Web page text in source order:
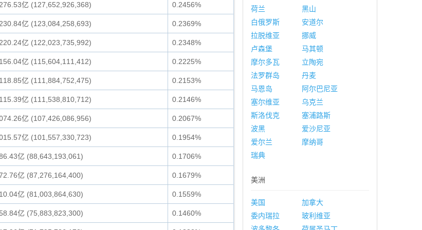
亿 (127,652,926,368) 0.2456%
亿 (123,084,258,693) 0.2369%
亿 (122,023,735,992) 0.2348%
亿 (115,604,111,412) 0.2225%
亿 (111,884,752,475) 0.2153%
亿 (111,538,810,712) 0.2146%
亿 (107,426,086,956) 0.2067%
亿 (101,557,330,723) 0.1954%
亿 (88,643,193,061) 0.1706%
亿 (87,276,164,400) 0.1679%
亿 (81,003,864,630) 0.1559%
亿 (75,883,823,300) 0.1460%
荷兰
黑山
白俄罗斯
安道尔
拉脱维亚
挪威
卢森堡
马其顿
摩尔多瓦
立陶宛
法罗群岛
丹麦
马恩岛
阿尔巴尼亚
塞尔维亚
乌克兰
斯洛伐克
塞浦路斯
波黑
爱沙尼亚
爱尔兰
摩纳哥
瑞典
美洲
美国
加拿大
委内瑞拉
玻利维亚